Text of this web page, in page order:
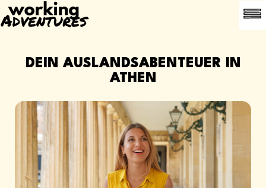
DEIN AUSLANDSABENTEUER IN
ATHEN